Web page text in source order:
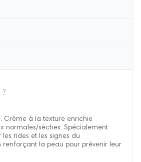
Crème à la texture enrichie
normales/sèches. Spécialement
rides et les signes du
renforçant la peau pour prévenir leur